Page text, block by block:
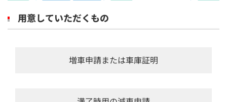
用意していただくもの
増車申請または車庫証明